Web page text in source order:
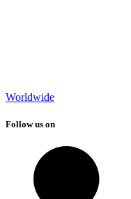
Worldwide
Follow us on